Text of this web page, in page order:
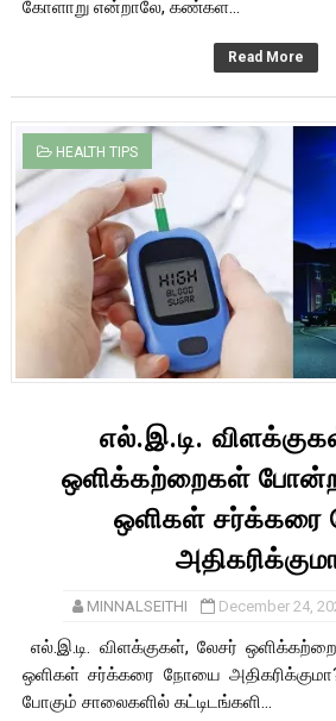
கோளாறு என்றாலே, கண்கள...
Read More
HEALTH TIPS
எல்.இ.டி.
ஒளிக்கற்றைகள்
ஒளிகள்
MINNALSEITHI December 24,
எல்.இ.டி. விளக்குகள், லேசர்
ஒளிகள் சர்க்கரை நோயை
போகும் சாலைகளில் கட்டிடங்களி...